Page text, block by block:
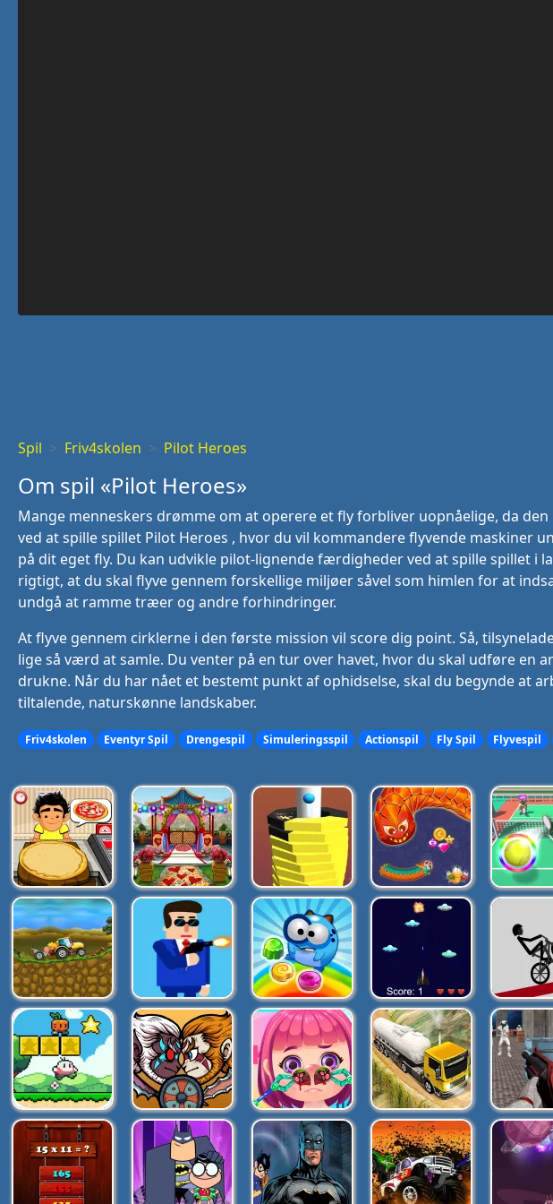
Spil Friv4skolen Pilot Heroes
Om spil «Pilot Heroes»
Mange menneskers drømme om at operere et fly forbliver uopnåelige, da
ved at spille spillet Pilot Heroes , hvor du vil kommandere flyvende maskiner
på dit eget fly. Du kan udvikle pilot-lignende færdigheder ved at spille spillet
rigtigt, at du skal flyve gennem forskellige miljøer såvel som himlen for at
undgå at ramme træer og andre forhindringer.
At flyve gennem cirklerne i den første mission vil score dig point. Så,
lige så værd at samle. Du venter på en tur over havet, hvor du skal udføre en
drukne. Når du har nået et bestemt punkt af ophidselse, skal du begynde at
tiltalende, naturskønne landskaber.
Friv4skolen Eventyr Spil Drengespil Simuleringsspil Actionspil Fly Spil Flyvespil